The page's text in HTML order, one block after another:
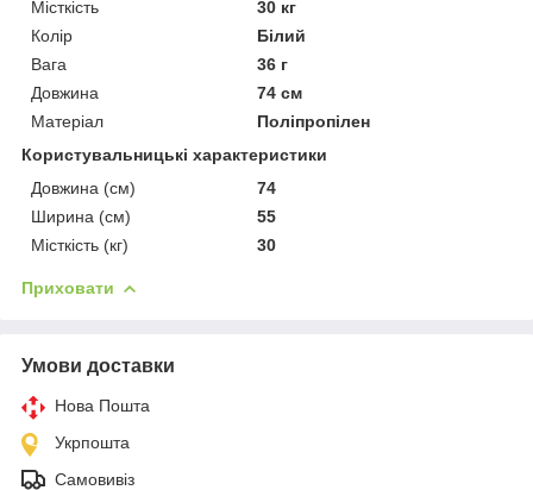
Місткість
30 кг
Колір
Білий
Вага
36 г
Довжина
74 см
Матеріал
Поліпропілен
Користувальницькі характеристики
Довжина (см)
74
Ширина (см)
55
Місткість (кг)
30
Приховати
Умови доставки
Нова Пошта
Укрпошта
Самовивіз